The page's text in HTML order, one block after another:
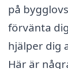
på
förvänta
hjälper dig
Här är